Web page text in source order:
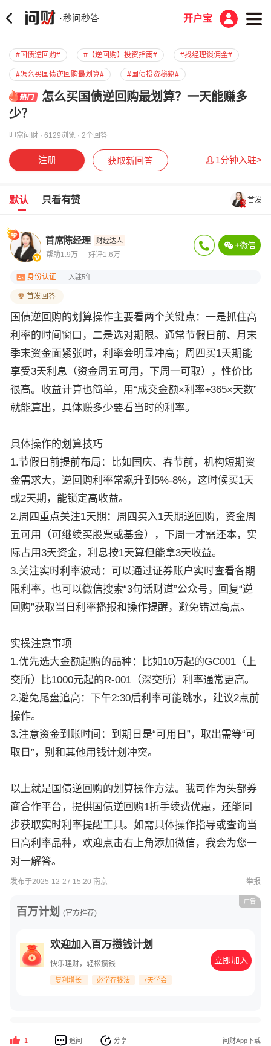
·秒问秒答 开户宝
#国债逆回购# #【逆回购】投资指南# #找经理谈佣金#
#怎么买国债逆回购最划算# #国债投资秘籍#
怎么买国债逆回购最划算？一天能赚多
少？
叩富问财 · 6129浏览 · 2个回答
注册 获取新回答 1分钟入驻>
默认 只看有赞 首发
首席陈经理 财经达人
帮助1.9万 好评1.6万
身份认证 入驻5年
首发回答
国债逆回购的划算操作主要看两个关键点：一是抓住高
利率的时间窗口，二是选对期限。通常节假日前、月末
季末资金面紧张时，利率会明显冲高；周四买1天期能
享受3天利息（资金周五可用，下周一可取），性价比
很高。收益计算也简单，用“成交金额×利率÷365×天数”
就能算出，具体赚多少要看当时的利率。
具体操作的划算技巧
1.节假日前提前布局：比如国庆、春节前，机构短期资
金需求大，逆回购利率常飙升到5%-8%，这时候买1天
或2天期，能锁定高收益。
2.周四重点关注1天期：周四买入1天期逆回购，资金周
五可用（可继续买股票或基金），下周一才需还本，实
际占用3天资金，利息按1天算但能拿3天收益。
3.关注实时利率波动：可以通过证券账户实时查看各期
限利率，也可以微信搜索“3句话财道”公众号，回复“逆
回购”获取当日利率播报和操作提醒，避免错过高点。
实操注意事项
1.优先选大金额起购的品种：比如10万起的GC001（上
交所）比1000元起的R-001（深交所）利率通常更高。
2.避免尾盘追高：下午2:30后利率可能跳水，建议2点前
操作。
3.注意资金到账时间：到期日是“可用日”，取出需等“可
取日”，别和其他用钱计划冲突。
以上就是国债逆回购的划算操作方法。我司作为头部券
商合作平台，提供国债逆回购1折手续费优惠，还能同
步获取实时利率提醒工具。如需具体操作指导或查询当
日高利率品种，欢迎点击右上角添加微信，我会为您一
对一解答。
发布于2025-12-27 15:20 南京 举报
百万计划 (官方推荐)
欢迎加入百万攒钱计划
快乐理财，轻松攒钱
复利增长 必学存钱法 7天学会
立即加入
广告
1 追问 分享 问财App下载